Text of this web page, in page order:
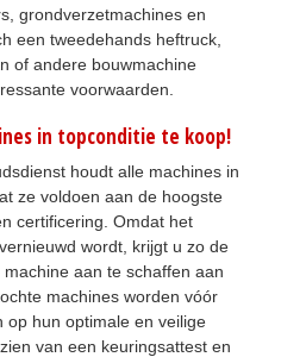
grondverzetmachines en
een tweedehands heftruck,
of andere bouwmachine
voorwaarden.
in topconditie te koop!
houdt alle machines in
ze voldoen aan de hoogste
certificering. Omdat het
wordt, krijgt u zo de
aan te schaffen aan
machines worden vóór
op hun optimale en veilige
van een keuringsattest en